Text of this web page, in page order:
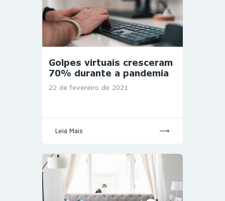
Golpes virtuais cresceram
70% durante a pandemia
22 de fevereiro de 2021
Leia Mais